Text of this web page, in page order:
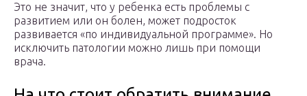
Это не значит, что у ребенка есть проблемы с
развитием или он болен, может подросток
развивается «по индивидуальной программе». Но
исключить патологии можно лишь при помощи
врача.